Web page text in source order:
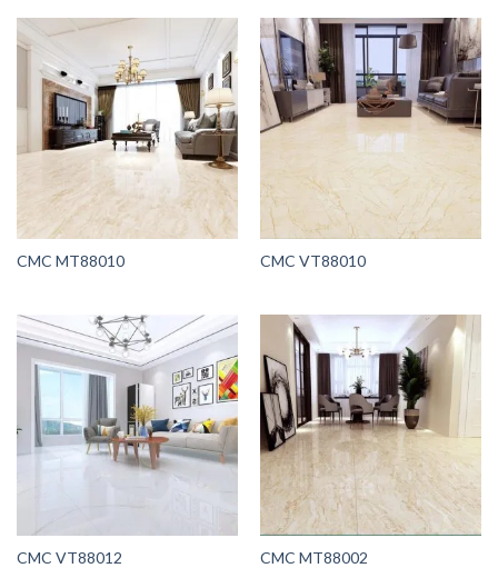
CMC MT88010 CMC VT88010
CMC VT88012 CMC MT88002